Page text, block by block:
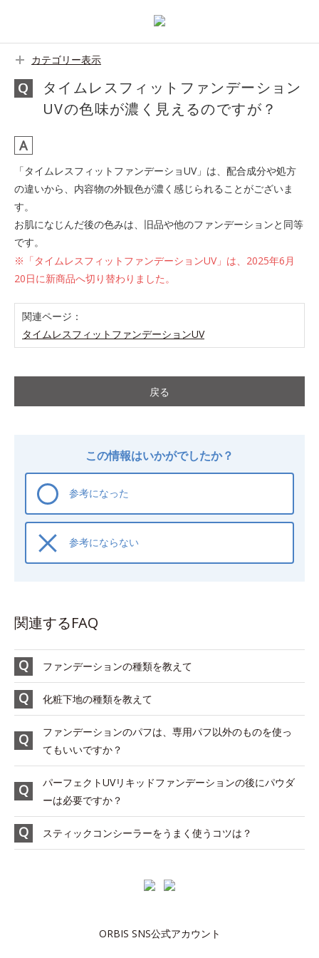
カテゴリー表示
タイムレスフィットファンデーション
UVの色味が濃く見えるのですが？
「タイムレスフィットファンデーショUV」は、配合成分や処方
の違いから、内容物の外観色が濃く感じられることがございま
す。
お肌になじんだ後の色みは、旧品や他のファンデーションと同等
です。
※「タイムレスフィットファンデーションUV」は、2025年6月
20日に新商品へ切り替わりました。
関連ページ：
タイムレスフィットファンデーションUV
戻る
この情報はいかがでしたか？
参考になった
参考にならない
関連するFAQ
ファンデーションの種類を教えて
化粧下地の種類を教えて
ファンデーションのパフは、専用パフ以外のものを使っ
てもいいですか？
パーフェクトUVリキッドファンデーションの後にパウダ
ーは必要ですか？
スティックコンシーラーをうまく使うコツは？
ORBIS SNS公式アカウント